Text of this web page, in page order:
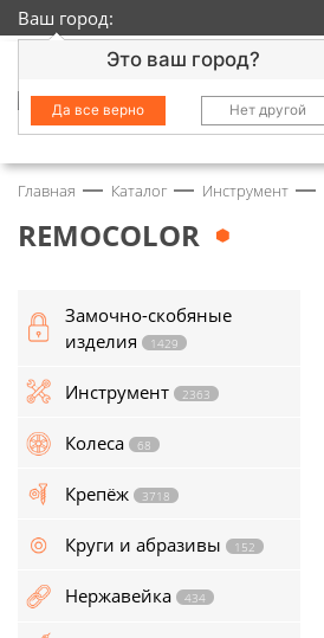
Ваш город:
Это ваш город?
Да все верно Нет другой
Замочно-скобяные
изделия
1429
Колеса 68
Главная Каталог Инструмент
REMOCOLOR
Замочно-скобяные
изделия 1429
Инструмент 2363
Колеса 68
Крепёж 3718
Круги и абразивы 152
Нержавейка 434